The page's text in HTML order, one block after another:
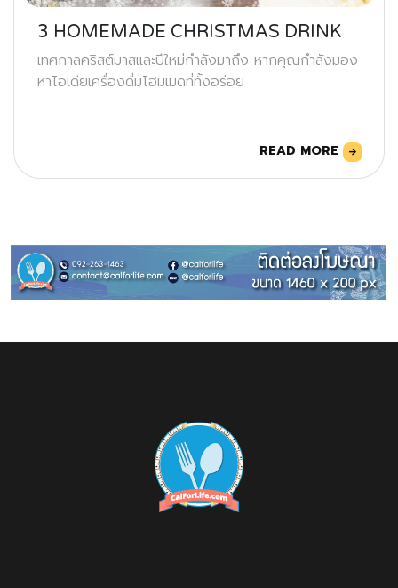
3 HOMEMADE CHRISTMAS DRINK
เทศกาลคริสต์มาสและปีใหม่กำลังมาถึง หากคุณกำลังมอง
หาไอเดียเครื่องดื่มโฮมเมดที่ทั้งอร่อย
READ MORE